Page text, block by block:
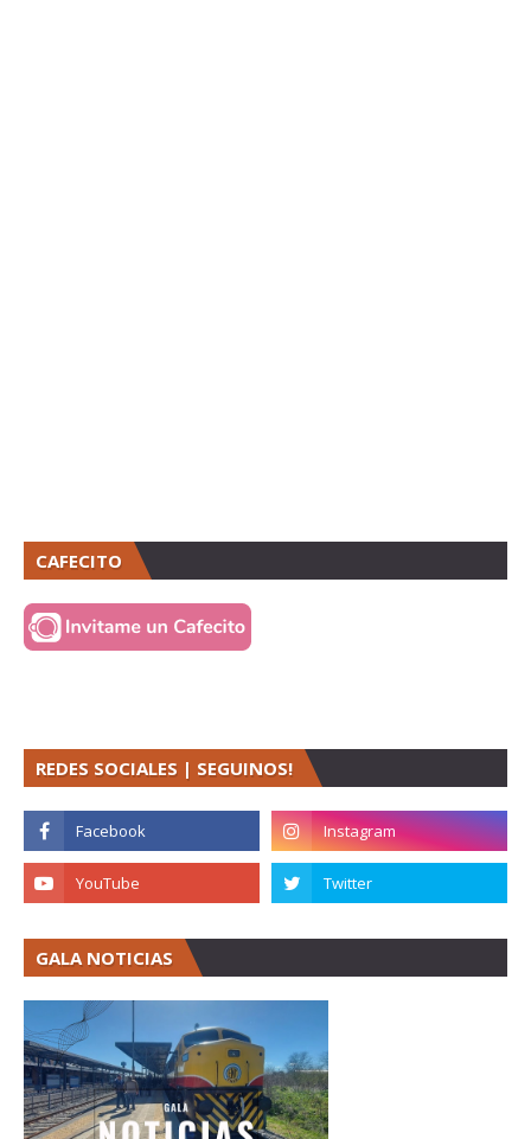
CAFECITO
REDES SOCIALES | SEGUINOS!
GALA NOTICIAS